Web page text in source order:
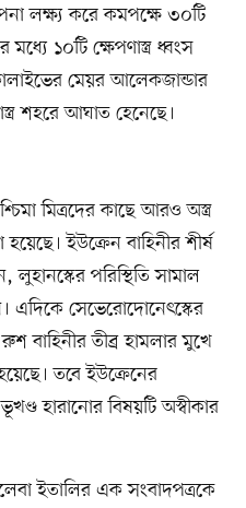
লক্ষ্য করে কমপক্ষে ৩০টি
মধ্যে ১০টি ক্ষেপণাস্ত্র ধ্বংস
মেয়র আলেকজান্ডার
শহরে আঘাত হেনেছে।
মিত্রদের কাছে আরও অস্ত্র
ইউক্রেন বাহিনীর শীর্ষ
পরিস্থিতি সামাল
এদিকে সেভেরোদোনেৎস্কের
বাহিনীর তীব্র হামলার মুখে
তবে ইউক্রেনের
হারানোর বিষয়টি অস্বীকার
কুলেবা ইতালির এক সংবাদপত্রকে